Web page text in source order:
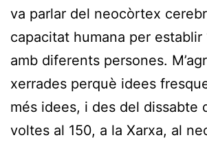
va parlar del neocòrtex
capacitat humana per establir
amb diferents persones.
xerrades perquè idees
més idees, i des del dissabte
voltes al 150, a la Xarxa, al